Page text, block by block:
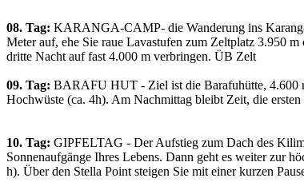
08. Tag: KARANGA-CAMP- die Wanderung ins
Meter auf, ehe Sie raue Lavastufen zum Zeltplatz 3.950
dritte Nacht auf fast 4.000 m verbringen. ÜB Zelt
09. Tag: BARAFU HUT - Ziel ist die Barafuhütte, 4.600
Hochwüste (ca. 4h). Am Nachmittag bleibt Zeit, die
10. Tag: GIPFELTAG - Der Aufstieg zum Dach des
Sonnenaufgänge Ihres Lebens. Dann geht es weiter zur
h). Über den Stella Point steigen Sie mit einer kurzen